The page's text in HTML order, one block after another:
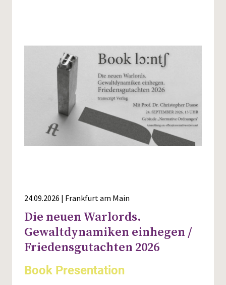
24.09.2026 | Frankfurt am Main
Die neuen Warlords.
Gewaltdynamiken einhegen /
Friedensgutachten 2026
Book Presentation